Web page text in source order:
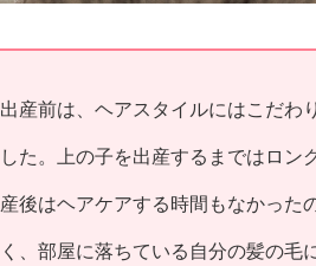
出産前は、ヘアスタイルにはこだわ
した。上の子を出産するまではロン
産後はヘアケアする時間もなかった
く、部屋に落ちている自分の髪の毛